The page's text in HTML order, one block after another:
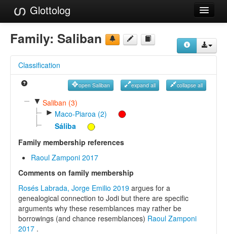
Glottolog
Languages
Language Search
Reference Search
About
Family: Saliban
Classification
open Saliban expand all collapse all
▼ Saliban (3)
► Maco-Piaroa (2)
Sáliba
Family membership references
Raoul Zamponi 2017
Comments on family membership
Rosés Labrada, Jorge Emilio 2019 argues for a
genealogical connection to Jodi but there are specific
arguments why these resemblances may rather be
borrowings (and chance resemblances) Raoul Zamponi
2017 .